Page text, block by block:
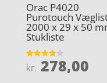
Orac P4020
Purotouch
2000 x 29 x 50
Stukliste
Vurderet
3.9
kr. 278,00